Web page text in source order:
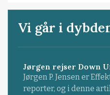
Vi går i
Jørgen rejser Down
Jørgen P. Jensen er
reporter, og i denne